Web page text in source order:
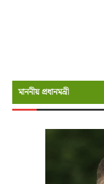
মাননীয় প্রধানমন্রী